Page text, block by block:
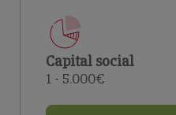
Capital social
1 - 5.000€